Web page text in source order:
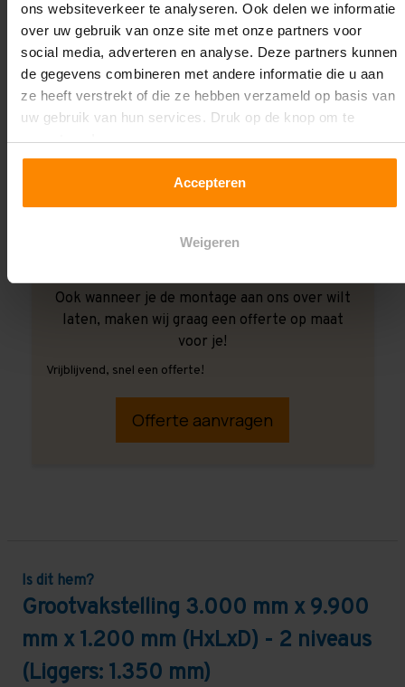
ons websiteverkeer te analyseren. Ook delen we informatie
over uw gebruik van onze site met onze partners voor
social media, adverteren en analyse. Deze partners kunnen
de gegevens combineren met andere informatie die u aan
ze heeft verstrekt of die ze hebben verzameld op basis van
uw gebruik van hun services. Druk op de knop om te
accepteren!
Accepteren
Weigeren
Ook wanneer je de montage aan ons over wilt
laten, maken wij graag een offerte op maat
voor je!
Vrijblijvend, snel een offerte!
Offerte aanvragen
Is dit hem?
Grootvakstelling 3.000 mm x 9.900
mm x 1.200 mm (HxLxD) - 2 niveaus
(Liggers: 1.350 mm)